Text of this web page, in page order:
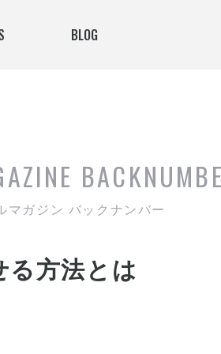
BLOG
マガジン バックナンバー
る方法とは